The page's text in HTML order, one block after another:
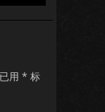
用 * 标